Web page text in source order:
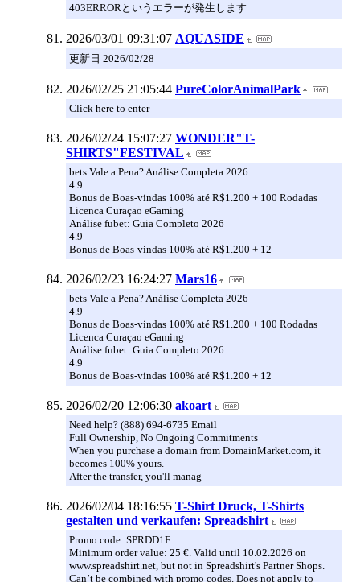
403ERRORというエラーが発生します
2026/03/01 09:31:07 AQUASIDE
更新日 2026/02/28
2026/02/25 21:05:44 PureColorAnimalPark
Click here to enter
2026/02/24 15:07:27 WONDER"T-
SHIRTS"FESTIVAL
bets Vale a Pena? Análise Completa 2026
4.9
Bonus de Boas-vindas 100% até R$1.200 + 100 Rodadas
Licenca Curaçao eGaming
Análise fubet: Guia Completo 2026
4.9
Bonus de Boas-vindas 100% até R$1.200 + 12
2026/02/23 16:24:27 Mars16
bets Vale a Pena? Análise Completa 2026
4.9
Bonus de Boas-vindas 100% até R$1.200 + 100 Rodadas
Licenca Curaçao eGaming
Análise fubet: Guia Completo 2026
4.9
Bonus de Boas-vindas 100% até R$1.200 + 12
2026/02/20 12:06:30 akoart
Need help? (888) 694-6735 Email
Full Ownership, No Ongoing Commitments
When you purchase a domain from DomainMarket.com, it
becomes 100% yours.
After the transfer, you'll manag
2026/02/04 18:16:55 T-Shirt Druck, T-Shirts
gestalten und verkaufen: Spreadshirt
Promo code: SPRDD1F
Minimum order value: 25 €. Valid until 10.02.2026 on
www.spreadshirt.net, but not in Spreadshirt's Partner Shops.
Can’t be combined with promo codes. Does not apply to